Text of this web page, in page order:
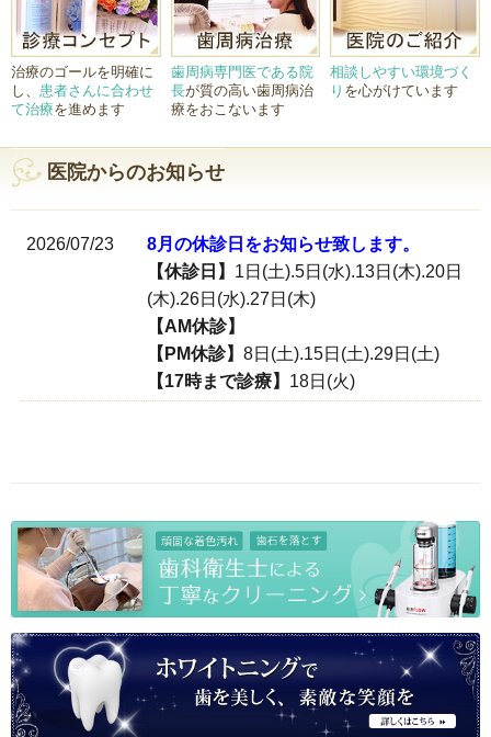
治療のゴールを明確に
し、 患者さんに合わせ
て治療を進めます
歯周病専門医である院
長が質の高い歯周病治
療をおこないます
相談しやすい環境づく
り を心がけています
医院からのお知らせ